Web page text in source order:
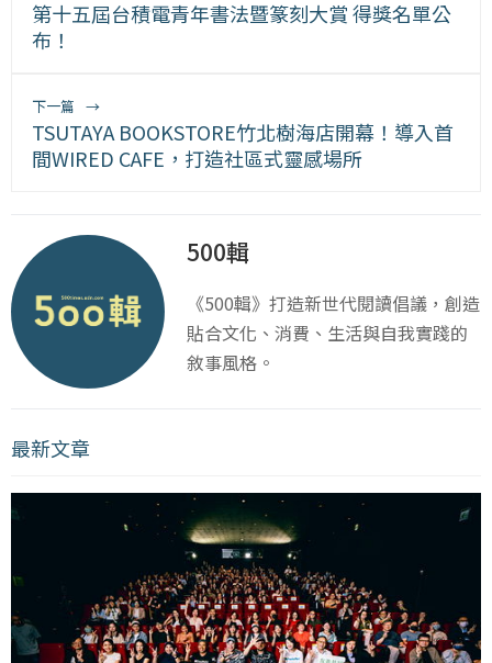
第十五屆台積電青年書法暨篆刻大賞 得獎名單公
布！
下一篇 →
TSUTAYA BOOKSTORE竹北樹海店開幕！導入首
間WIRED CAFE，打造社區式靈感場所
500輯
《500輯》打造新世代閱讀倡議，創造
貼合文化、消費、生活與自我實踐的
敘事風格。
最新文章